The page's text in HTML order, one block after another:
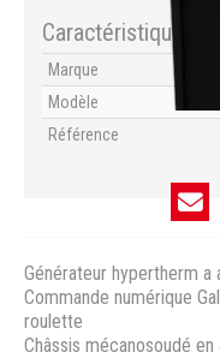
Caractéristiques
Marque
Modèle
Référence
Générateur hypertherm
Commande numérique
roulette
Châssis mécanosoudé